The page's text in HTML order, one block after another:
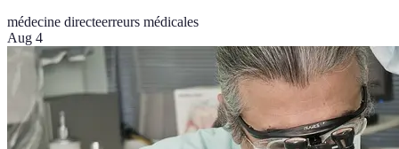
médecine directeerreurs médicales
Aug 4